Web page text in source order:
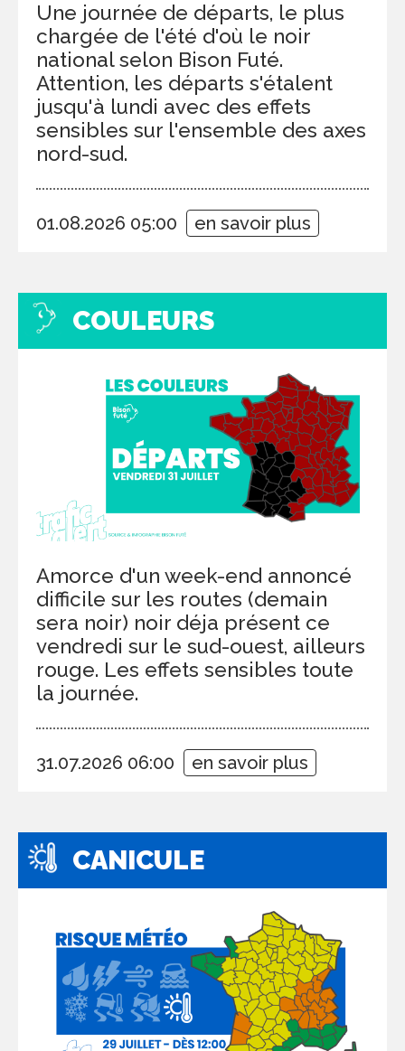
Une journée de départs, le plus
chargée de l'été d'où le noir
national selon Bison Futé.
Attention, les départs s'étalent
jusqu'à lundi avec des effets
sensibles sur l'ensemble des axes
nord-sud.
01.08.2026 05:00 en savoir plus
COULEURS
Amorce d'un week-end annoncé
difficile sur les routes (demain
sera noir) noir déja présent ce
vendredi sur le sud-ouest, ailleurs
rouge. Les effets sensibles toute
la journée.
31.07.2026 06:00 en savoir plus
CANICULE